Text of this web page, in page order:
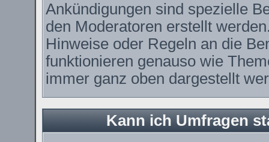
Ankündigungen sind spezielle
den Moderatoren erstellt
Hinweise oder Regeln an die
funktionieren genauso wie
immer ganz oben dargestellt
Kann ich Umfragen